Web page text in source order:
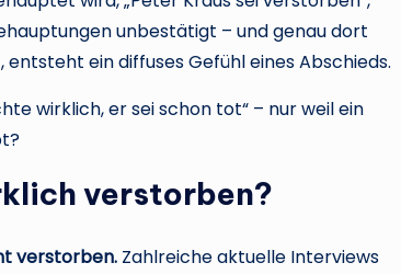
unbestätigt – und genau dort
ein diffuses Gefühl eines Abschieds.
wirklich, er sei schon tot“ – nur weil ein
verstorben?
verstorben. Zahlreiche aktuelle Interviews